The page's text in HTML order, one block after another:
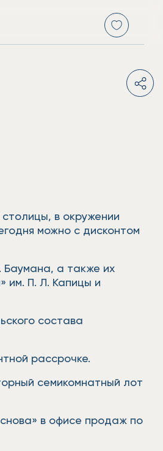
в окружении
можно с дисконтом
Баумана, а также их
им. П. Л. Капицы и
состава
рассрочке.
семикомнатный лот
в офисе продаж по